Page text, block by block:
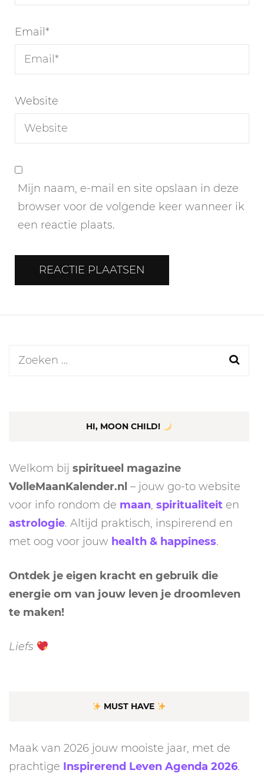
Email*
Website
Mijn naam, e-mail en site opslaan in deze
browser voor de volgende keer wanneer ik
een reactie plaats.
Zoeken
HI, MOON CHILD!
Welkom bij spiritueel magazine
VolleMaanKalender.nl – jouw go-to website
voor info rondom de maan, spiritualiteit en
astrologie. Altijd praktisch, inspirerend en
met oog voor jouw health & happiness.
Ontdek je eigen kracht en gebruik die
energie om van jouw leven je droomleven
te maken!
Liefs
MUST HAVE
Maak van 2026 jouw mooiste jaar, met de
prachtige Inspirerend Leven Agenda 2026.